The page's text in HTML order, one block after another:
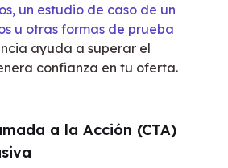
un estudio de caso de un
u otras formas de prueba
ayuda a superar el
confianza en tu oferta.
a la Acción (CTA)